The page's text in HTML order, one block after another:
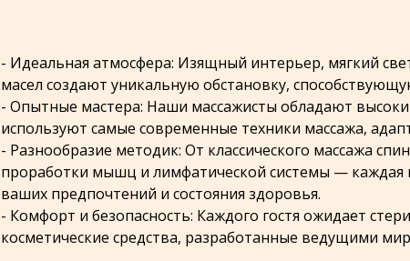
- Идеальная атмосфера: Изящный интерьер, мягкий
масел создают уникальную обстановку,
- Опытные мастера: Наши массажисты обладают
используют самые современные техники массажа,
- Разнообразие методик: От классического массажа
проработки мышц и лимфатической системы — каждая
ваших предпочтений и состояния здоровья.
- Комфорт и безопасность: Каждого гостя ожидает
косметические средства, разработанные ведущими